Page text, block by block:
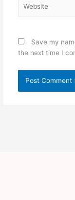
Save my
the next time I